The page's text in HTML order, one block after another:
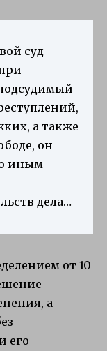
суд
а также
он
иным
дела…
от 10
а
его